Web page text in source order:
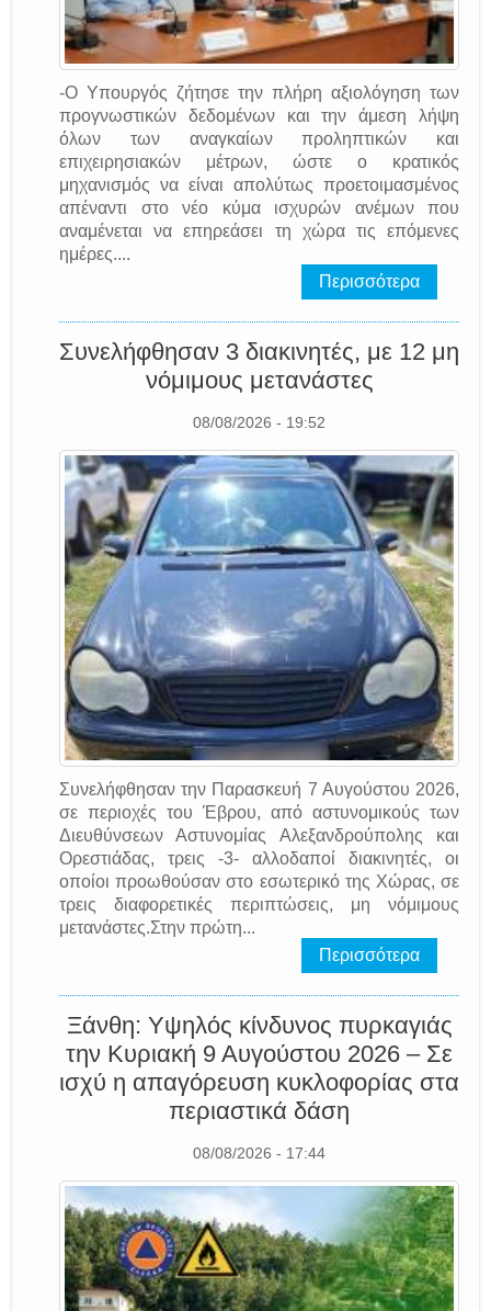
-Ο Υπουργός ζήτησε την πλήρη αξιολόγηση των
προγνωστικών δεδομένων και την άμεση λήψη
όλων των αναγκαίων προληπτικών και
επιχειρησιακών μέτρων, ώστε ο κρατικός
μηχανισμός να είναι απολύτως προετοιμασμένος
απέναντι στο νέο κύμα ισχυρών ανέμων που
αναμένεται να επηρεάσει τη χώρα τις επόμενες
ημέρες....
Περισσότερα
Συνελήφθησαν 3 διακινητές, με 12 μη
νόμιμους μετανάστες
08/08/2026 - 19:52
Συνελήφθησαν την Παρασκευή 7 Αυγούστου 2026,
σε περιοχές του Έβρου, από αστυνομικούς των
Διευθύνσεων Αστυνομίας Αλεξανδρούπολης και
Ορεστιάδας, τρεις -3- αλλοδαποί διακινητές, οι
οποίοι προωθούσαν στο εσωτερικό της Χώρας, σε
τρεις διαφορετικές περιπτώσεις, μη νόμιμους
μετανάστες.Στην πρώτη...
Περισσότερα
Ξάνθη: Υψηλός κίνδυνος πυρκαγιάς
την Κυριακή 9 Αυγούστου 2026 – Σε
ισχύ η απαγόρευση κυκλοφορίας στα
περιαστικά δάση
08/08/2026 - 17:44